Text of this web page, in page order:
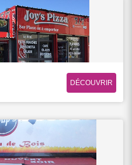
DÉCOUVRIR